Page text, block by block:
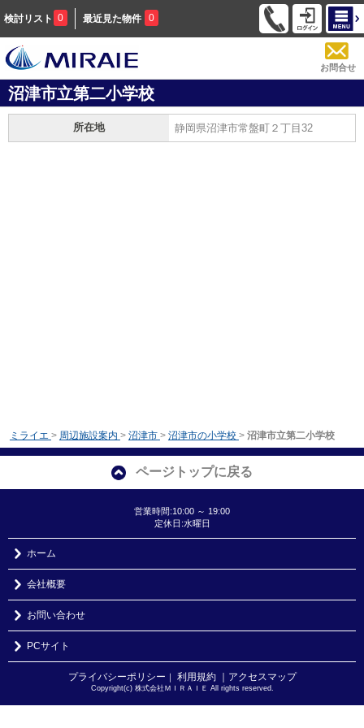
検討リスト 0 最近見た物件 0
お問合せ
沼津市立第二小学校
所在地 静岡県沼津市常盤町２丁目32
ミライエ > 周辺施設案内 > 沼津市 > 沼津市の小学校 > 沼津市立第二小学校
ページトップに戻る
営業時間:10:00 ～ 19:00
定休日:水曜日
ホーム
会社概要
お問い合わせ
PCサイト
プライバシーポリシー ｜ 利用規約 ｜アクセスマップ
Copyright(c) 株式会社ＭＩＲＡＩＥ All rights reserved.